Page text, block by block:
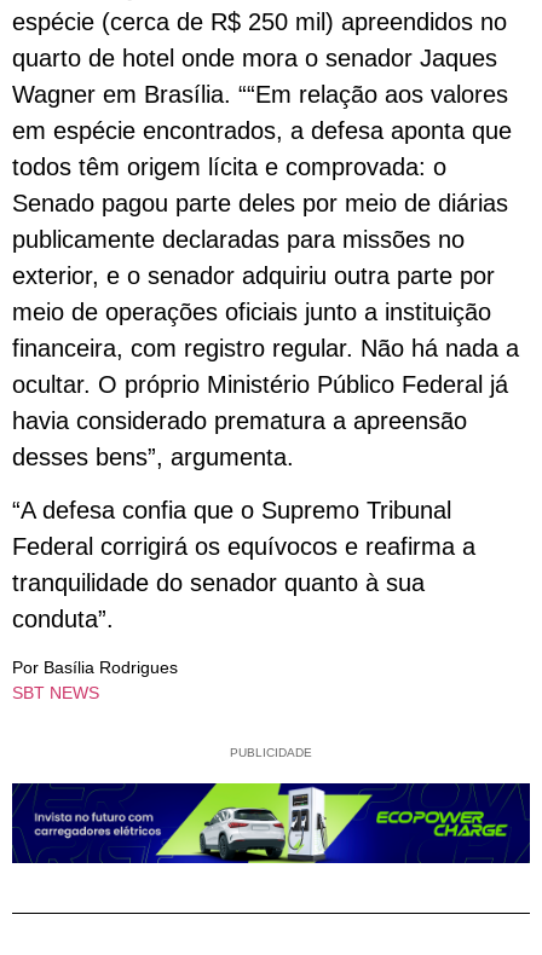
espécie (cerca de R$ 250 mil) apreendidos no
quarto de hotel onde mora o senador Jaques
Wagner em Brasília. ““Em relação aos valores
em espécie encontrados, a defesa aponta que
todos têm origem lícita e comprovada: o
Senado pagou parte deles por meio de diárias
publicamente declaradas para missões no
exterior, e o senador adquiriu outra parte por
meio de operações oficiais junto a instituição
financeira, com registro regular. Não há nada a
ocultar. O próprio Ministério Público Federal já
havia considerado prematura a apreensão
desses bens”, argumenta.
“A defesa confia que o Supremo Tribunal
Federal corrigirá os equívocos e reafirma a
tranquilidade do senador quanto à sua
conduta”.
Por Basília Rodrigues
SBT NEWS
PUBLICIDADE